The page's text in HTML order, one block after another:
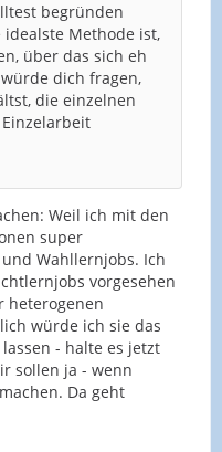
begründen
Methode ist,
über das sich eh
dich fragen,
die einzelnen
Weil ich mit den
super
Wahllernjobs. Ich
vorgesehen
heterogenen
würde ich sie das
- halte es jetzt
sollen ja - wenn
Da geht